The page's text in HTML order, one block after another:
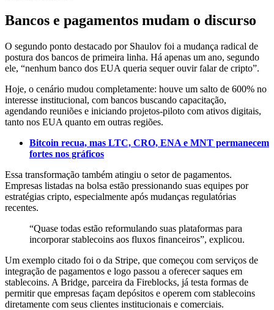
Bancos e pagamentos mudam o discurso
O segundo ponto destacado por Shaulov foi a mudança radical de
postura dos bancos de primeira linha. Há apenas um ano, segundo
ele, “nenhum banco dos EUA queria sequer ouvir falar de cripto”.
Hoje, o cenário mudou completamente: houve um salto de 600% no
interesse institucional, com bancos buscando capacitação,
agendando reuniões e iniciando projetos-piloto com ativos digitais,
tanto nos EUA quanto em outras regiões.
Bitcoin recua, mas LTC, CRO, ENA e MNT permanecem
fortes nos gráficos
Essa transformação também atingiu o setor de pagamentos.
Empresas listadas na bolsa estão pressionando suas equipes por
estratégias cripto, especialmente após mudanças regulatórias
recentes.
“Quase todas estão reformulando suas plataformas para
incorporar stablecoins aos fluxos financeiros”, explicou.
Um exemplo citado foi o da Stripe, que começou com serviços de
integração de pagamentos e logo passou a oferecer saques em
stablecoins. A Bridge, parceira da Fireblocks, já testa formas de
permitir que empresas façam depósitos e operem com stablecoins
diretamente com seus clientes institucionais e comerciais.